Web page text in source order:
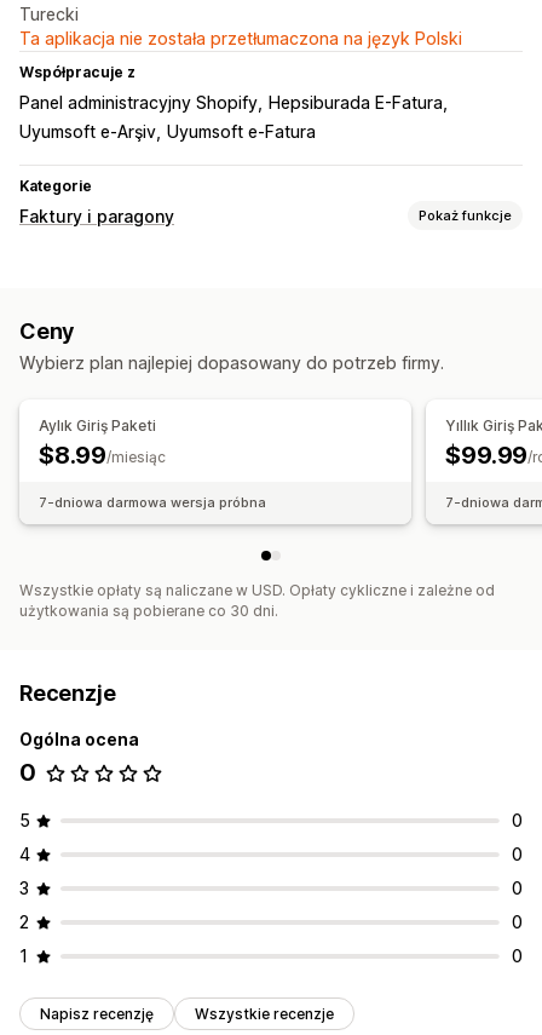
Turecki
Ta aplikacja nie została przetłumaczona na język Polski
Współpracuje z
Panel administracyjny Shopify
Hepsiburada E-Fatura
Uyumsoft e-Arşiv Uyumsoft e-Fatura
Kategorie
Faktury i paragony Pokaż funkcje
Specyfikacja towarów
Zarządzanie plikami
Ceny
Wybierz plan najlepiej dopasowany do potrzeb firmy.
Aylık Giriş Paketi
$8.99/miesiąc
7-dniowa darmowa wersja próbna
Yıllık Giriş
$99.99/
7-dniowa
Wszystkie opłaty są naliczane w USD. Opłaty cykliczne i zależne od
użytkowania są pobierane co 30 dni.
Recenzje
Ogólna ocena
0
5
0
4
0
3
0
2
0
1
0
Napisz recenzję Wszystkie recenzje